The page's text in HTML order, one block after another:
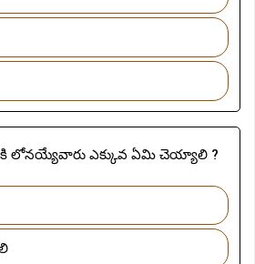
కి లోనయ్యేవారు ఎక్కువ ఏమి చెయ్యాలి ?